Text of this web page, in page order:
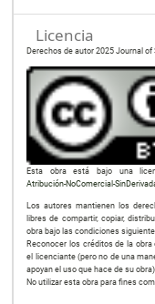
Licencia
Derechos de autor 2025 Journal
Esta obra está bajo una
Atribución-NoComercial-
Los autores mantienen los
libres de compartir, copiar,
obra bajo las condiciones
Reconocer los créditos de la
el licenciante (pero no de una
apoyan el uso que hace de su obra).
No utilizar esta obra para fines